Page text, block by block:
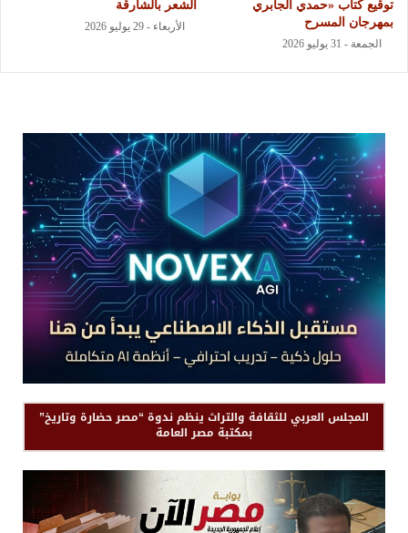
توقيع كتاب «حمدي الجابري
بمهرجان المسرح
الجمعة - 31 يوليو 2026
الشعر بالشارقة
الأربعاء - 29 يوليو 2026
المجلس العربي للثقافة والتراث ينظم ندوة “مصر حضارة وتاريخ”
بمكتبة مصر العامة